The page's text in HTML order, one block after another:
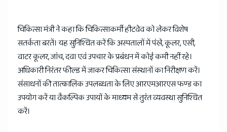
चिकित्सा मंत्री ने कहा कि चिकित्साकर्मी हीटवेव को लेकर विशेष
सतर्कता बरतें। यह सुनिश्चित करें कि अस्पतालों में पंखे, कूलर, एसी,
वाटर कूलर, जांच, दवा एवं उपचार के प्रबंधन में कोई कमी नहीं रहे।
अधिकारी निरंतर फील्ड में जाकर चिकित्सा संस्थानों का निरीक्षण करें।
संसाधनों की तात्कालिक उपलब्धता के लिए आरएमआरएस फण्ड का
उपयोग करें या वैकल्पिक उपायों के माध्यम से तुरंत व्यवस्था सुनिश्चित
करें।